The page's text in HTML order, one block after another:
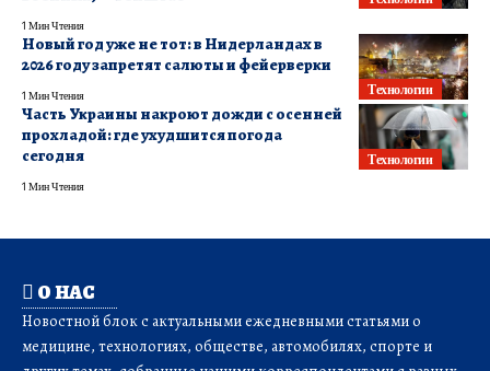
1 Мин Чтения
Технологии
Новый год уже не тот: в Нидерландах в
2026 году запретят салюты и фейерверки
1 Мин Чтения
Технологии
Часть Украины накроют дожди с осенней
прохладой: где ухудшится погода
сегодня
1 Мин Чтения
О НАС
Новостной блок с актуальными ежедневными статьями о
медицине, технологиях, обществе, автомобилях, спорте и